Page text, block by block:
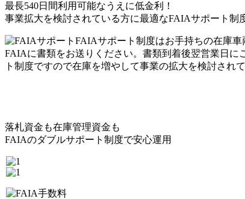
最長540日間利用可能なうえに低金利！
事業拡大を検討されている方に最適なFAIAサポート制
FAIAサポート制度はお手持ちの在庫
FAIAに書類をお送りください。書類到着後翌営業日
ト制度ですので在庫を増やして事業の拡大を検討され
落札資金も在庫管理資金も
FAIAのダブルサポート制度で安心運用